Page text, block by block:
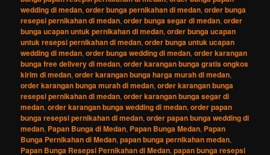
wedding di medan,order bunga pernikahan di medan,order bunga
resepsi pernikahan di medan,order bunga segar di medan,order
bunga ucapan untuk pernikahan di medan,order bunga ucapan
untuk resepsi pernikahan di medan,order bunga untuk ucapan
wedding di medan,order bunga wedding di medan,order karangan
bunga free delivery di medan,order karangan bunga gratis ongkos
kirim di medan,order karangan bunga harga murah di medan,
order karangan bunga murah di medan,order karangan bunga
resepsi pernikahan di medan,order karangan bunga segar di
medan,order karangan bunga wedding di medan,order papan
bunga resepsi pernikahan di medan,order papan bunga wedding di
medan, Papan Bunga di Medan, Papan Bunga Medan, Papan
Bunga Pernikahan di Medan,papan bunga pernikahan medan,
Papan Bunga Resepsi Pernikahan di Medan,papan bunga resepsi